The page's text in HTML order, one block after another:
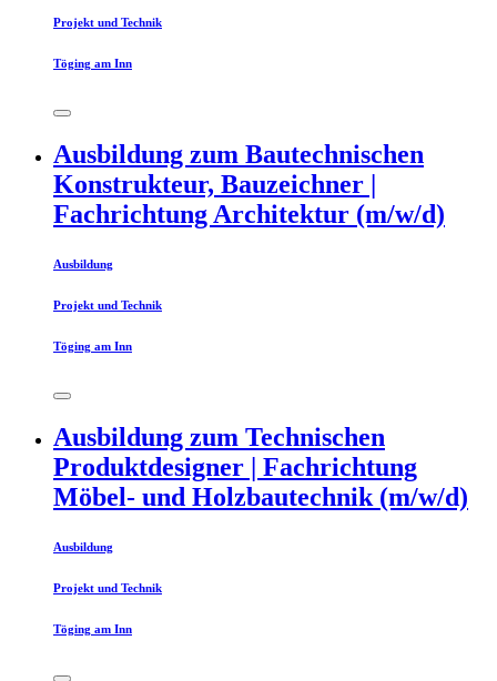
Projekt und Technik
Töging am Inn
Ausbildung zum Bautechnischen
Konstrukteur, Bauzeichner |
Fachrichtung Architektur (m/w/d)
Ausbildung
Projekt und Technik
Töging am Inn
Ausbildung zum Technischen
Produktdesigner | Fachrichtung
Möbel- und Holzbautechnik (m/w/d)
Ausbildung
Projekt und Technik
Töging am Inn